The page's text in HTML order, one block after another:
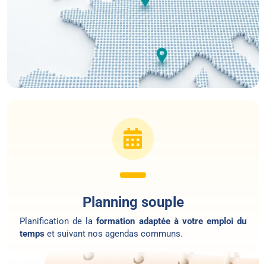
Planning souple
Planification de laformation adaptée à votre emploi du
temps et suivant nos agendas communs.